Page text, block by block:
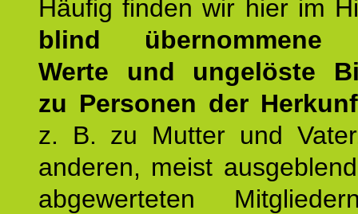
Häufig finden wir hier im
blind übernommene
Werte und ungelöste
zu Personen der
z. B. zu Mutter und
anderen, meist
abgewerteten